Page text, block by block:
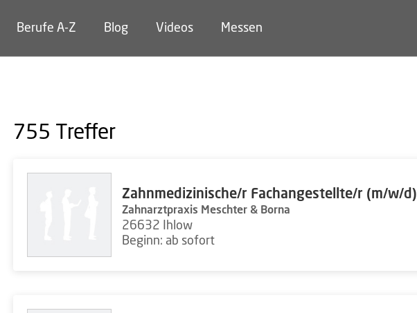
Berufe A-Z Blog Videos Messen
755 Treffer
Zahnmedizinische/r Fachangestellte/r (m/w/d)
Zahnarztpraxis Meschter & Borna
26632 Ihlow
Beginn: ab sofort